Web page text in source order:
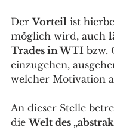
Der Vorteil ist
möglich wird, auch
Trades in WTI bzw.
einzugehen,
welcher Motivation
An dieser Stelle
die Welt des